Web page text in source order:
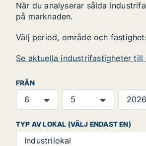
När du analyserar sålda
på marknaden.
Välj period, område och
Se aktuella industrifastigheter till
FRÅN
TYP AV LOKAL (VÄLJ ENDAST EN)
Industrilokal